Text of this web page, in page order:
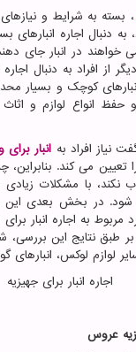
بسته به شرایط و
به دنبال اجاره انبارهای
خواهند در انبار جای
از افراد به دنبال
کوچک و بسیار
و حفظ انواع لوازم و
نیاز افراد به انبار
می کند. بنابراین،
نکند، با مشکلات
شود. در بخش بعدی این
مربوط به اجاره انبار
طبق نتایج این بررسی،
لوازم لوکس، انبارهای
اجاره انبار برای جهیزیه
عروس